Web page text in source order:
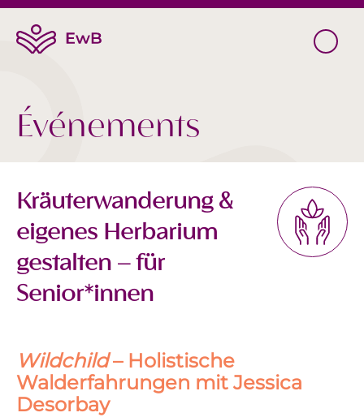
Événements
Kräuterwanderung &
eigenes Herbarium
gestalten – für
Senior*innen
Wildchild– Holistische
Walderfahrungen mit Jessica
Desorbay